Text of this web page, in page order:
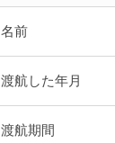
名前
渡航した年月
渡航期間